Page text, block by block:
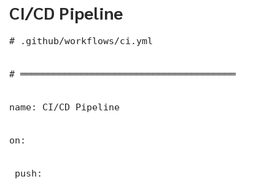
CI/CD Pipeline
# .github/workflows/ci.yml
# ═══════════════════════════════════════
name: CI/CD Pipeline
on:
push: